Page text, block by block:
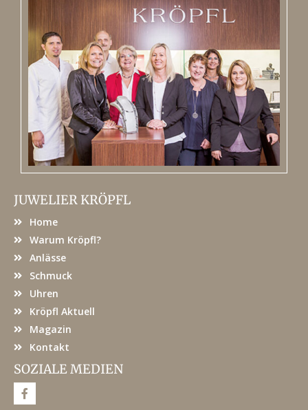
JUWELIER KRÖPFL
Home
Warum Kröpfl?
Anlässe
Schmuck
Uhren
Kröpfl Aktuell
Magazin
Kontakt
SOZIALE MEDIEN
F
a